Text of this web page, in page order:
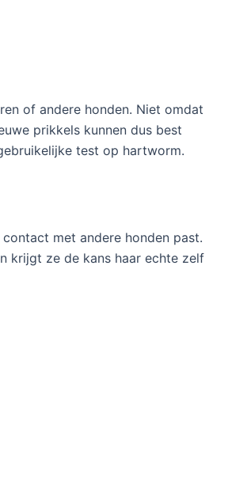
of andere honden. Niet omdat
prikkels kunnen dus best
test op hartworm.
met andere honden past.
krijgt ze de kans haar echte zelf